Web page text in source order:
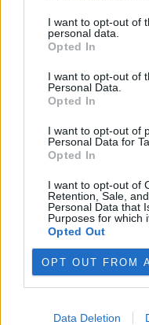
I want to opt-out of
personal data.
Opted In
I want to opt-out of
Personal Data.
Opted In
I want to opt-out of
Personal Data for
Opted In
I want to opt-out of
Retention, Sale,
Personal Data that
Purposes for which
Opted Out
OPT OUT FROM
Data Deletion
Online diskuse
Redakce Ekolistu vítá
že zde publikujete svůj
vyhrazuje právo smazat